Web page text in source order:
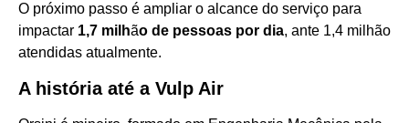
O próximo passo é ampliar o alcance do serviço para
impactar 1,7 milhão de pessoas por dia, ante 1,4 milhão
atendidas atualmente.
A história até a Vulp Air